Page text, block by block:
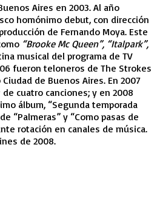
Aires en 2003. Al año
homónimo debut, con dirección
de Fernando Moya. Este
“Brooke Mc Queen”, “Italpark”,
musical del programa de TV
fueron teloneros de The Strokes
de Buenos Aires. En 2007
de cuatro canciones; y en 2008
álbum, “Segunda temporada
“Palmeras” y “Como pasas de
rotación en canales de música.
de 2008.